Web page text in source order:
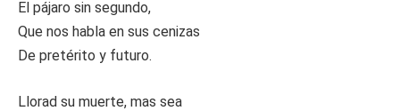
El pájaro sin segundo,
Que nos habla en sus cenizas
De pretérito y futuro.
Llorad su muerte, mas sea